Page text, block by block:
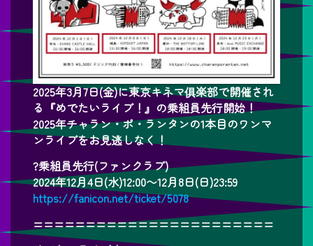
2025年3月7日(金)に東京キネマ俱楽部で開催され
る『めでたいライブ！』の乗組員先行開始！
2025年チャラン・ポ・ランタンの1本目のワンマ
ンライブをお見逃しなく！
?乗組員先行(ファンクラブ)
2024年12月4日(水)12:00〜12月8日(日)23:59
https://fanicon.net/ticket/5078
=======================